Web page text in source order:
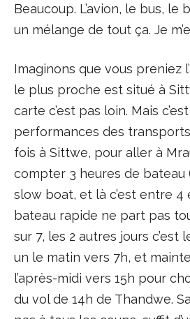
Beaucoup. L’avion, le bus, le
un mélange de tout ça. Je
Imaginons que vous preniez
le plus proche est situé à
carte c’est pas loin. Mais
performances des
fois à Sittwe, pour aller à
compter 3 heures de bateau
slow boat, et là c’est entre 4
bateau rapide ne part pas
sur 7, les 2 autres jours c’est
un le matin vers 7h, et
l’après-midi vers 15h pour
du vol de 14h de Thandwe.